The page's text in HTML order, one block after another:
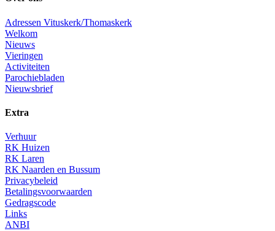
Adressen Vituskerk/Thomaskerk
Welkom
Nieuws
Vieringen
Activiteiten
Parochiebladen
Nieuwsbrief
Extra
Verhuur
RK Huizen
RK Laren
RK Naarden en Bussum
Privacybeleid
Betalingsvoorwaarden
Gedragscode
Links
ANBI